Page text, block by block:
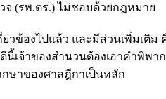
จ (รพ.ตร.) ไม่ชอบด้วยกฎหมาย
ข้องไปแล้ว และมีส่วนเพิ่มเติม
นี้เจ้าของสำนวนต้องเอาคำพิพ
ษาของศาลฎีกาเป็นหลัก